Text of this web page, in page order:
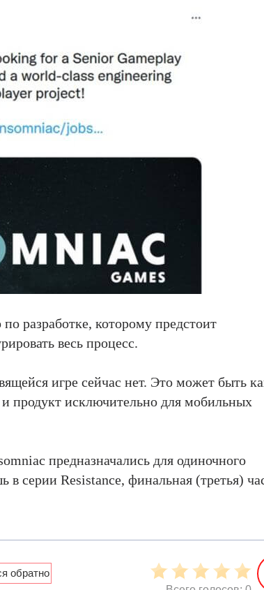
разработке, которому предстоит
весь процесс.
игре сейчас нет. Это может быть
и продукт исключительно для мобильных
предназначались для одиночного
серии Resistance, финальная (третья)